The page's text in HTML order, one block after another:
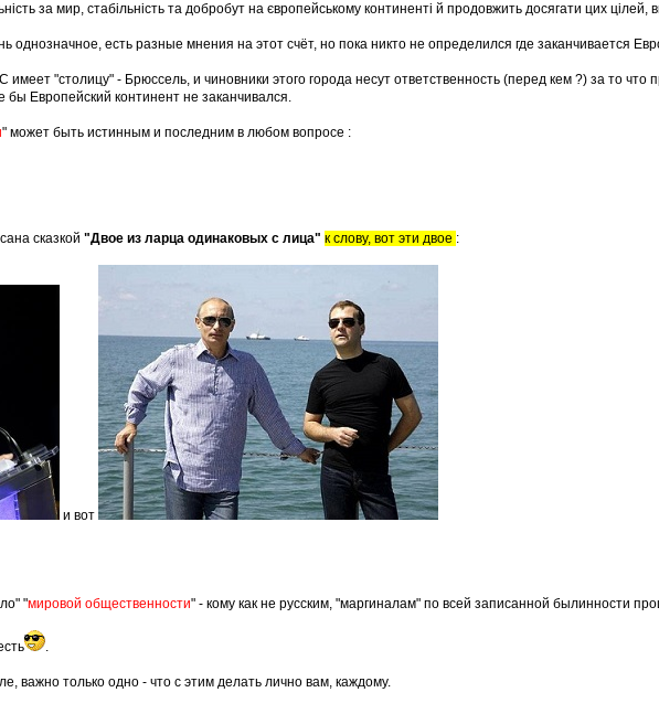
за мир, стабільність та добробут на європейському континенті й продовжить досягати цих цілей,
однозначное, есть разные мнения на этот счёт, но пока никто не определился где заканчивается
имеет "столицу" - Брюссель, и чиновники этого города несут ответственность (перед кем ?) за то
Европейский континент не заканчивался.
" может быть истинным и последним в любом вопросе :
сказкой "Двое из ларца одинаковых с лица" к слову, вот эти двое :
и вот
"мировой общественности" - кому как не русским, "маргиналам" по всей записанной былинности
.
важно только одно - что с этим делать лично вам, каждому.